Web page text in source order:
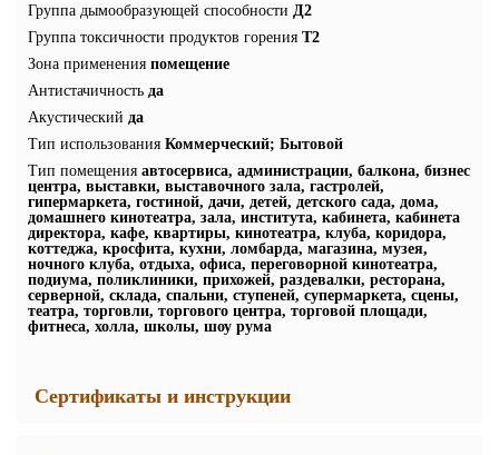
Группа дымообразующей способности Д2
Группа токсичности продуктов горения Т2
Зона применения помещение
Антистачичность да
Акустический да
Тип использования Коммерческий; Бытовой
Тип помещения автосервиса, администрации, балкона, бизнес
центра, выставки, выставочного зала, гастролей,
гипермаркета, гостиной, дачи, детей, детского сада, дома,
домашнего кинотеатра, зала, института, кабинета, кабинета
директора, кафе, квартиры, кинотеатра, клуба, коридора,
коттеджа, кросфита, кухни, ломбарда, магазина, музея,
ночного клуба, отдыха, офиса, переговорной кинотеатра,
подиума, поликлиники, прихожей, раздевалки, ресторана,
серверной, склада, спальни, ступеней, супермаркета, сцены,
театра, торговли, торгового центра, торговой площади,
фитнеса, холла, школы, шоу рума
Сертификаты и инструкции